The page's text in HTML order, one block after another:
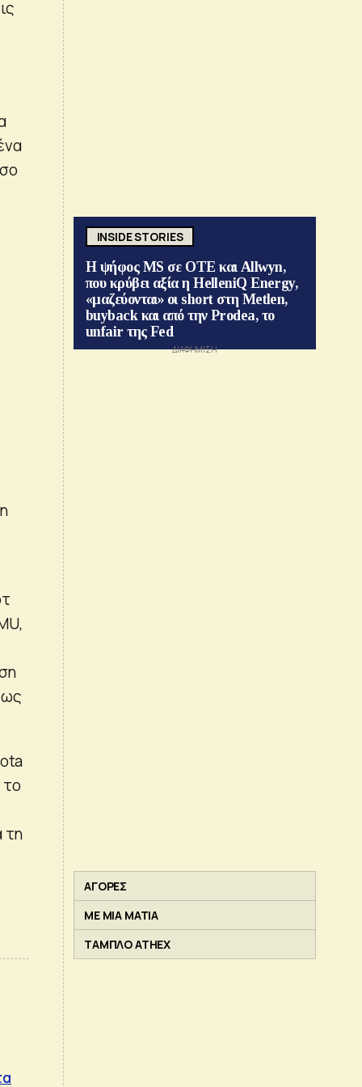
το
τη
INSIDE STORIES
Η ψήφος MS σε ΟΤΕ και Allwyn,
που κρύβει αξία η HelleniQ Energy,
«μαζεύονται» οι short στη Metlen,
buyback και από την Prodea, το
unfair της Fed
ΑΓΟΡΕΣ
ΜΕ ΜΙΑ ΜΑΤΙΑ
ΤΑΜΠΛΟ ATHEX